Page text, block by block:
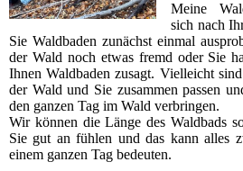
Meine
sich nach
Sie Waldbaden zunächst einmal
der Wald noch etwas fremd oder Sie
Ihnen Waldbaden zusagt. Vielleicht
der Wald und Sie zusammen passen
den ganzen Tag im Wald verbringen.
Wir können die Länge des Waldbads
Sie gut an fühlen und das kann alles
einem ganzen Tag bedeuten.